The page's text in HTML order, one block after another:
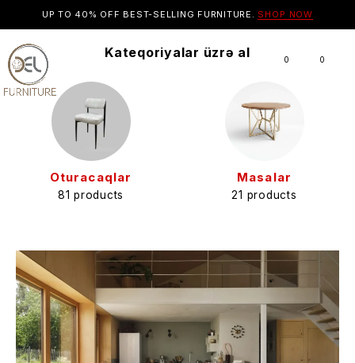
UP TO 40% OFF BEST-SELLING FURNITURE. SHOP NOW
0 0
Kateqoriyalar üzrə al
Oturacaqlar
81 products
Masalar
21 products